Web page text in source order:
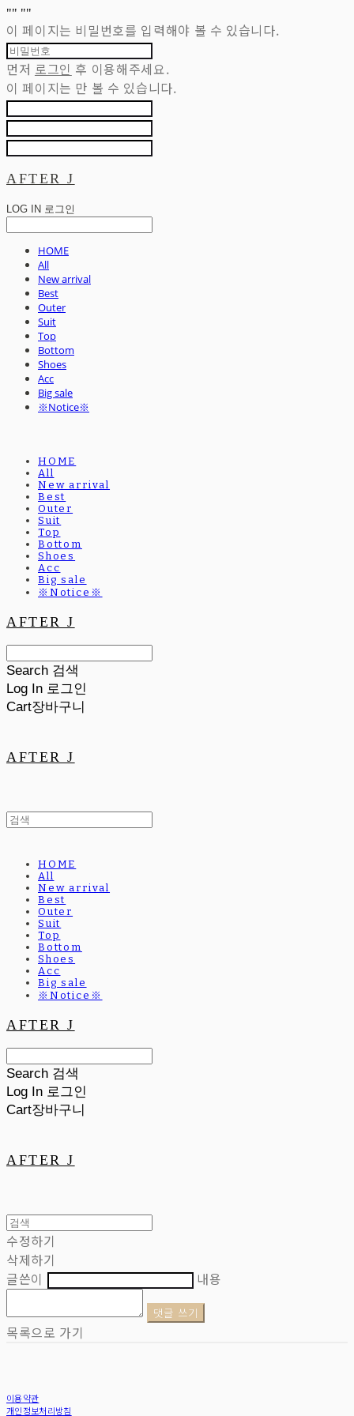
"" ""
이 페이지는 비밀번호를 입력해야 볼 수 있습니다.
먼저 로그인 후 이용해주세요.
이 페이지는 만 볼 수 있습니다.
AFTER J
LOG IN 로그인
HOME
All
New arrival
Best
Outer
Suit
Top
Bottom
Shoes
Acc
Big sale
※Notice※
HOME
All
New arrival
Best
Outer
Suit
Top
Bottom
Shoes
Acc
Big sale
※Notice※
AFTER J
Search 검색
Log In 로그인
Cart장바구니
AFTER J
HOME
All
New arrival
Best
Outer
Suit
Top
Bottom
Shoes
Acc
Big sale
※Notice※
AFTER J
Search 검색
Log In 로그인
Cart장바구니
AFTER J
수정하기
삭제하기
글쓴이
내용
댓글 쓰기
목록으로 가기
이용약관
개인정보처리방침